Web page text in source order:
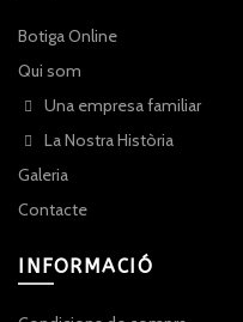
Botiga Online
Qui som
Una empresa familiar
La Nostra Història
Galeria
Contacte
INFORMACIÓ